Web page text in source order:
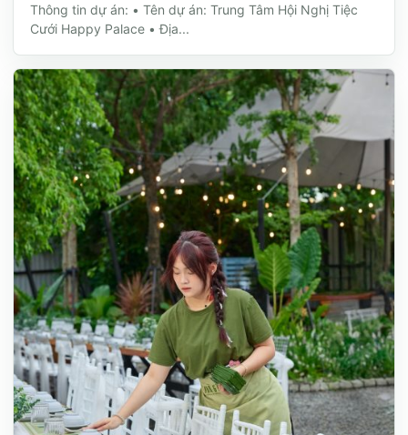
Thông tin dự án: • Tên dự án: Trung Tâm Hội Nghị Tiệc
Cưới Happy Palace • Địa...